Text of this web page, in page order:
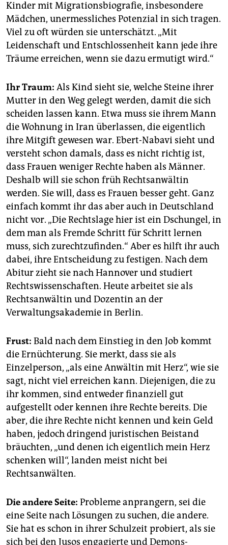
Kinder mit Migrationsbiografie, insbesondere
Mädchen, unermessliches Potenzial in sich tragen.
Viel zu oft würden sie unterschätzt. „Mit
Leidenschaft und Entschlossenheit kann jede ihre
Träume erreichen, wenn sie dazu ermutigt wird.“
Ihr Traum: Als Kind sieht sie, welche Steine ihrer
Mutter in den Weg gelegt werden, damit die sich
scheiden lassen kann. Etwa muss sie ihrem Mann
die Wohnung in Iran überlassen, die eigentlich
ihre Mitgift gewesen war. Ebert-Nabavi sieht und
versteht schon damals, dass es nicht richtig ist,
dass Frauen weniger Rechte haben als Männer.
Deshalb will sie schon früh Rechtsanwältin
werden. Sie will, dass es Frauen besser geht. Ganz
einfach kommt ihr das aber auch in Deutschland
nicht vor. „Die Rechtslage hier ist ein Dschungel, in
dem man als Fremde Schritt für Schritt lernen
muss, sich zurechtzufinden.“ Aber es hilft ihr auch
dabei, ihre Entscheidung zu festigen. Nach dem
Abitur zieht sie nach Hannover und studiert
Rechtswissenschaften. Heute arbeitet sie als
Rechtsanwältin und Dozentin an der
Verwaltungsakademie in Berlin.
Frust: Bald nach dem Einstieg in den Job kommt
die Ernüchterung. Sie merkt, dass sie als
Einzelperson, „als eine Anwältin mit Herz“, wie sie
sagt, nicht viel erreichen kann. Diejenigen, die zu
ihr kommen, sind entweder finanziell gut
aufgestellt oder kennen ihre Rechte bereits. Die
aber, die ihre Rechte nicht kennen und kein Geld
haben, jedoch dringend juristischen Beistand
bräuchten, „und denen ich eigentlich mein Herz
schenken will“, landen meist nicht bei
Rechtsanwälten.
Die andere Seite: Probleme anprangern, sei die
eine Seite nach Lösungen zu suchen, die andere.
Sie hat es schon in ihrer Schulzeit probiert, als sie
sich bei den Jusos engagierte und Demons­